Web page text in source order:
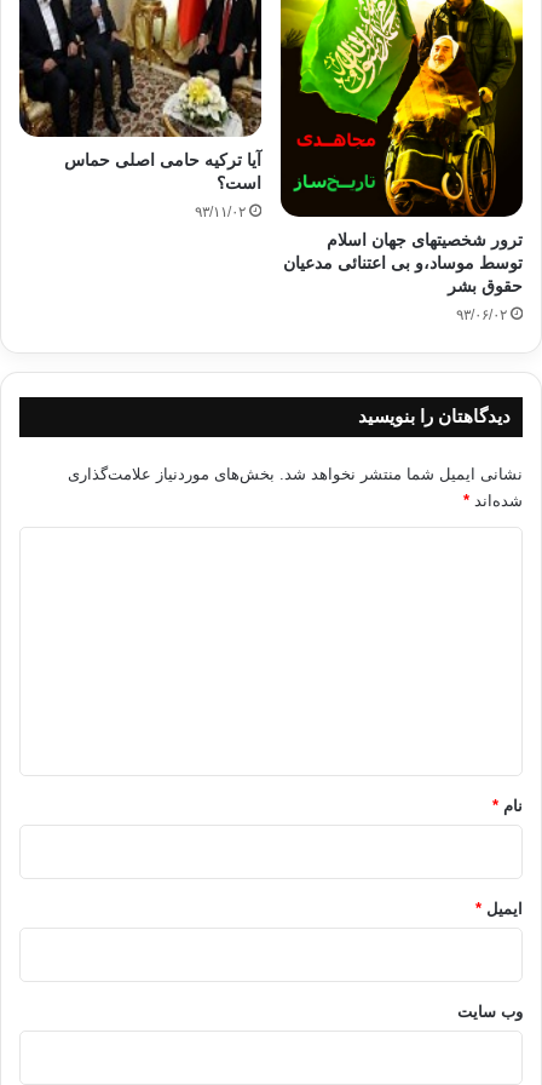
ترور شخصیتهای جهان اسلام
توسط موساد،و بی اعتنائی مدعیان
حقوق بشر
۹۳/۰۶/۰۲
آیا ترکیه حامی اصلی حماس
است؟
۹۳/۱۱/۰۲
دیدگاهتان را بنویسید
نشانی ایمیل شما منتشر نخواهد شد. بخش‌های موردنیاز علامت‌گذاری
شده‌اند *
نام *
ایمیل *
وب‌ سایت